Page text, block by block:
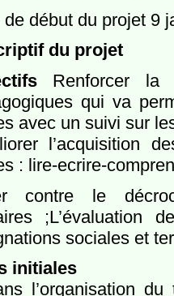
de début du projet 9
du projet
Renforcer la
qui va
avec un suivi sur
l’acquisition
: lire-ecrire-
contre le
;L’évaluation
sociales et
initiales
l’organisation du